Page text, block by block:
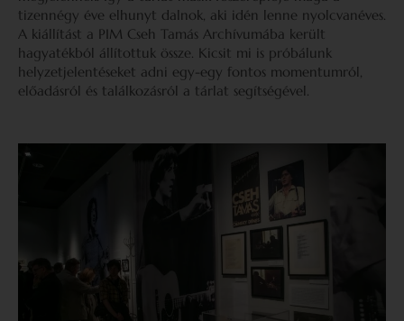
tizennégy éve elhunyt dalnok, aki idén lenne nyolcvanéves.
A kiállítást a PIM Cseh Tamás Archívumába került
hagyatékból állítottuk össze. Kicsit mi is próbálunk
helyzetjelentéseket adni egy-egy fontos momentumról,
előadásról és találkozásról a tárlat segítségével.